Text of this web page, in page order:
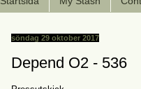
söndag 29 oktober 2017
Depend O2 - 536